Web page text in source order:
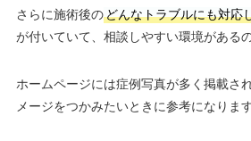
さらに施術後のどんなトラブルにも対応
が付いていて、相談しやすい環境がある
ホームページには症例写真が多く掲載さ
メージをつかみたいときに参考になりま